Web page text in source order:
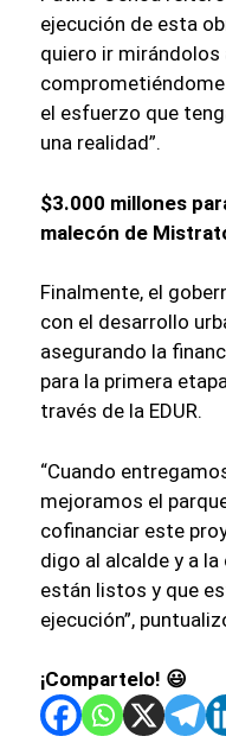
ejecución de esta
quiero ir mirándolos
el esfuerzo que
una realidad”.
$3.000 millones
malecón de
Finalmente, el
con el desarrollo
asegurando la
para la primera
través de la EDUR.
“Cuando
mejoramos el
cofinanciar este
digo al alcalde y a
están listos y que
ejecución”,
¡Compartelo! 😃